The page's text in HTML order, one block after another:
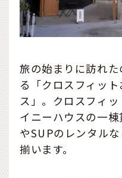
旅の始まりに訪れ
る「クロスフィッ
ス」。クロスフィ
イニーハウスの一
やSUPのレンタル
揃います。